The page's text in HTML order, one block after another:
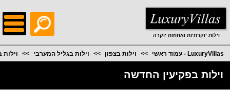
וילות יוקרתיות ואחוזות יוקרה
LuxuryVillas - עמוד ראשי וילות בצפון וילות בגליל המערבי
וילות בפקיעין החדשה